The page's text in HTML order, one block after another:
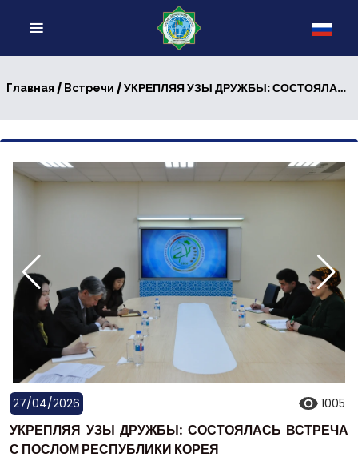
Главная / Встречи / УКРЕПЛЯЯ УЗЫ ДРУЖБЫ: СОСТОЯЛАСЬ ВСТРЕЧА С ПОСЛОМ РЕСПУБЛИКИ КОРЕЯ
27/04/2026 1005
УКРЕПЛЯЯ УЗЫ ДРУЖБЫ: СОСТОЯЛАСЬ ВСТРЕЧА
С ПОСЛОМ РЕСПУБЛИКИ КОРЕЯ